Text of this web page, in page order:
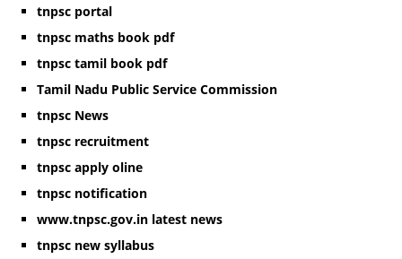
tnpsc portal
tnpsc maths book pdf
tnpsc tamil book pdf
Tamil Nadu Public Service Commission
tnpsc News
tnpsc recruitment
tnpsc apply oline
tnpsc notification
www.tnpsc.gov.in latest news
tnpsc new syllabus